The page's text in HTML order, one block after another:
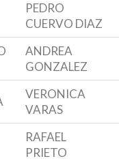
PEDRO
CUERVO DIAZ
ANDREA
GONZALEZ
VERONICA
VARAS
RAFAEL
PRIETO